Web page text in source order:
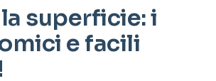
superficie: i
e facili